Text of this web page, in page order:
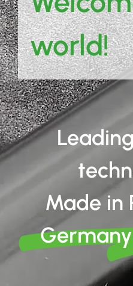
world!
Made in
Germany